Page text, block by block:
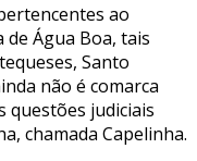
ao
Água Boa, tais
Santo
não é comarca
questões judiciais
chamada Capelinha.